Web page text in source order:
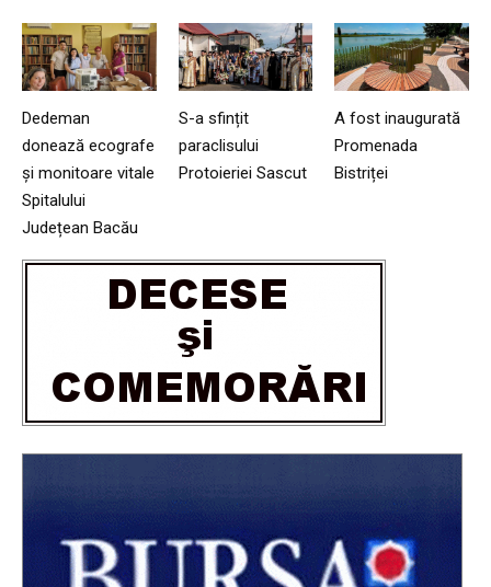
Dedeman
donează ecografe
și monitoare vitale
Spitalului
Județean Bacău
S-a sfințit
paraclisului
Protoieriei Sascut
A fost inaugurată
Promenada
Bistriței